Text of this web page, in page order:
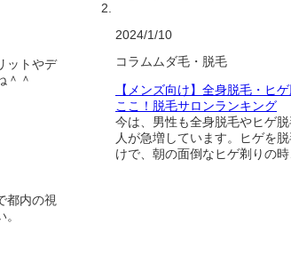
ットやデ
＾＾
都内の視
2024/1/10
コラム ムダ毛・脱毛
【メンズ向け】全身脱毛・ヒ
ここ！脱毛サロンランキング
今は、男性も全身脱毛やヒゲ
人が急増しています。ヒゲを
けで、朝の面倒なヒゲ剃りの時